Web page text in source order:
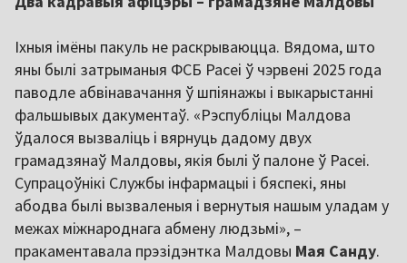
Іхныя імёны пакуль не раскрываюцца. Вядома, што
яны былі затрыманыя ФСБ Расеі ў чэрвені 2025 года
паводле абвінавачання ў шпіянажы і выкарыстанні
фальшывых дакументаў. «Рэспубліцы Малдова
ўдалося вызваліць і вярнуць дадому двух
грамадзянаў Малдовы, якія былі ў палоне ў Расеі.
Супрацоўнікі Службы інфармацыі і бяспекі, яны
абодва былі вызваленыя і вернутыя нашым уладам у
межах міжнароднага абмену людзьмі», –
пракаментавала прэзідэнтка Малдовы Мая Санду.